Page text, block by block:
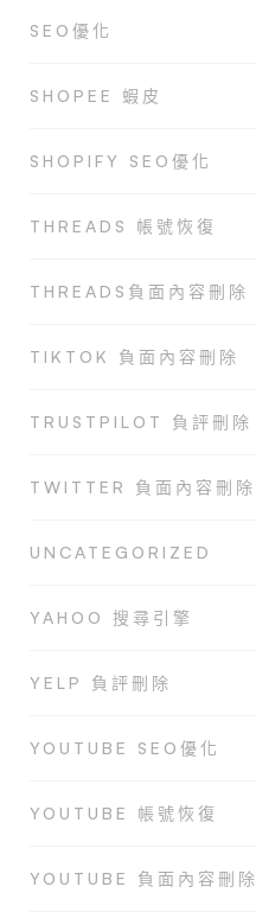
SEO優化
SHOPEE 蝦皮
SHOPIFY SEO優化
THREADS 帳號恢復
THREADS負面內容刪除
TIKTOK 負面內容刪除
TRUSTPILOT 負評刪除
TWITTER 負面內容刪除
UNCATEGORIZED
YAHOO 搜尋引擎
YELP 負評刪除
YOUTUBE SEO優化
YOUTUBE 帳號恢復
YOUTUBE 負面內容刪除